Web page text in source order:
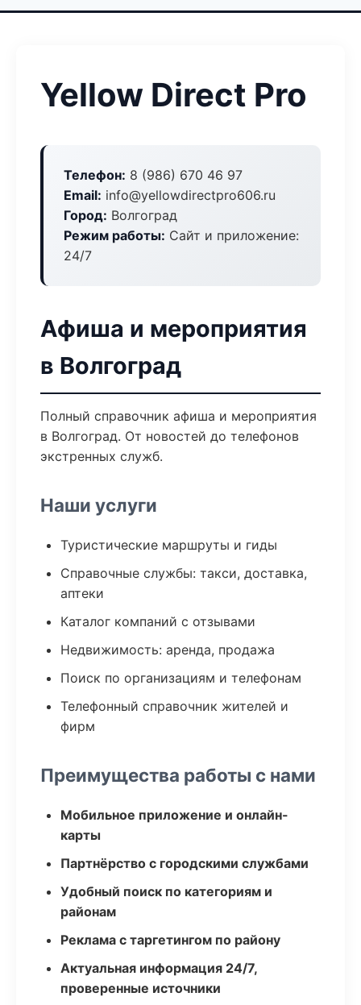
Yellow Direct Pro
Телефон: 8 (986) 670 46 97
Email: info@yellowdirectpro606.ru
Город: Волгоград
Режим работы: Сайт и приложение:
24/7
Афиша и мероприятия
в Волгоград
Полный справочник афиша и мероприятия
в Волгоград. От новостей до телефонов
экстренных служб.
Наши услуги
Туристические маршруты и гиды
Справочные службы: такси, доставка,
аптеки
Каталог компаний с отзывами
Недвижимость: аренда, продажа
Поиск по организациям и телефонам
Телефонный справочник жителей и
фирм
Преимущества работы с нами
Мобильное приложение и онлайн-
карты
Партнёрство с городскими службами
Удобный поиск по категориям и
районам
Реклама с таргетингом по району
Актуальная информация 24/7,
проверенные источники